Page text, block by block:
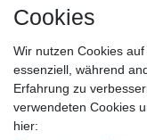
Di-Fr von 10.00 -
Sa von 11.00 -
Besuchen Sie
gerne.
Cookies
Wir nutzen Cookies
essenziell, während
Erfahrung zu
verwendeten Cookies
hier: